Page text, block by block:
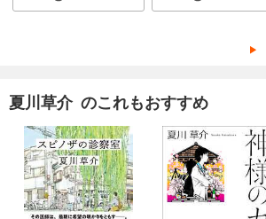
夏川草介 のこれもおすすめ